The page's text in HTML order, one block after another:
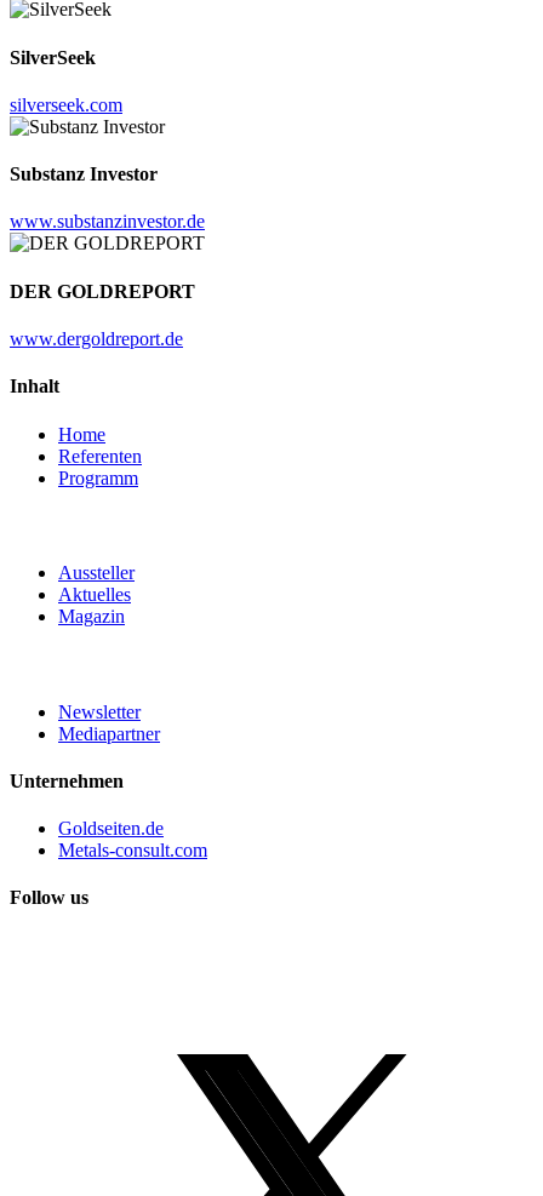
SilverSeek
silverseek.com
Substanz Investor
www.substanzinvestor.de
DER GOLDREPORT
www.dergoldreport.de
Inhalt
Home
Referenten
Programm
Aussteller
Aktuelles
Magazin
Newsletter
Mediapartner
Unternehmen
Goldseiten.de
Metals-consult.com
Follow us